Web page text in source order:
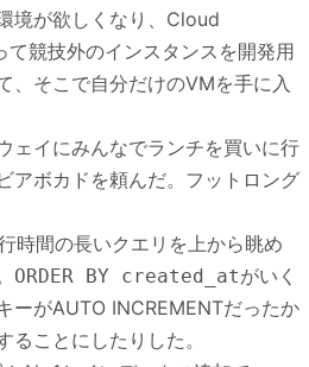
境が欲しくなり、Cloud
競技外のインスタンスを開発用
、そこで自分だけのVMを手に入
ェイにみんなでランチを買いに行
アボカドを頼んだ。フットロング
時間の長いクエリを上から眺め
ORDER BY created_atがいく
ーがAUTO INCREMENTだったか
ることにしたりした。